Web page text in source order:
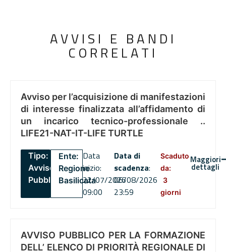
AVVISI E BANDI
CORRELATI
Avviso per l’acquisizione di manifestazioni
di interesse finalizzata all’affidamento di
un incarico tecnico-professionale ..
LIFE21-NAT-IT-LIFE TURTLE
Tipo:
Avviso
Pubblico
Ente:
Regione
Basilicata
Data
inizio:
22/07/2026
09:00
Data di
scadenza:
06/08/2026
23:59
Scaduto
da:
3
giorni
Maggiori
dettagli
AVVISO PUBBLICO PER LA FORMAZIONE
DELL’ ELENCO DI PRIORITÀ REGIONALE DI